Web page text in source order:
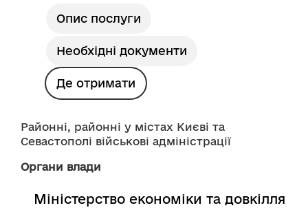
Опис послуги
Необхідні документи
Де отримати
Районні, районні у містах Києві та
Севастополі військові адміністрації
Органи влади
Міністерство економіки та довкілля